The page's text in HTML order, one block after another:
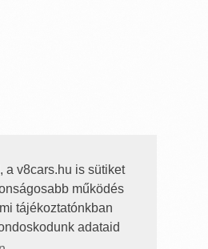
a v8cars.hu is sütiket
működés
tájékoztatónkban
adataid